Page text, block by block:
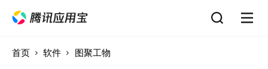
首页 软件 图聚工物